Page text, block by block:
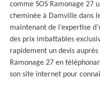
comme SOS Ramonage 27
cheminée à Damville dans
maintenant de l’expertise
des prix imbattables
rapidement un devis auprès
Ramonage 27 en
son site internet pour